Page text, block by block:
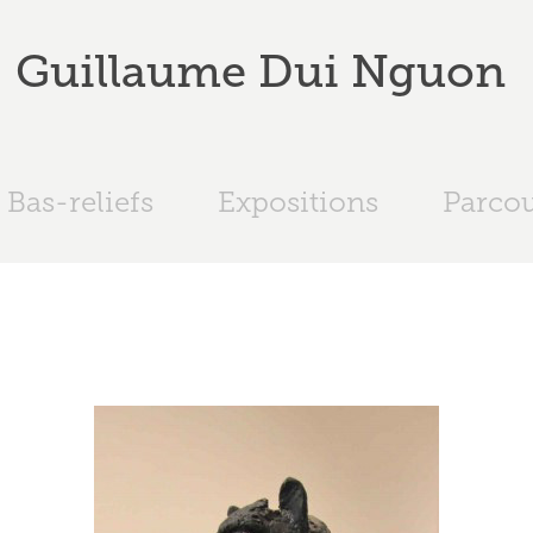
Guillaume Dui Nguon
Bas-reliefs Expositions